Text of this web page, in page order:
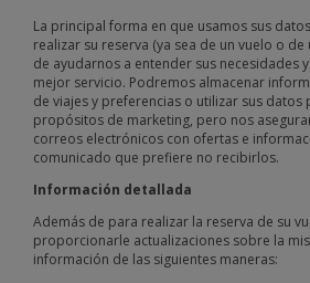
La principal forma en que usamos sus
realizar su reserva (ya sea de un vuelo o de
de ayudarnos a entender sus necesidades
mejor servicio. Podremos almacenar
de viajes y preferencias o utilizar sus datos
propósitos de marketing, pero nos
correos electrónicos con ofertas e
comunicado que prefiere no recibirlos.
Información detallada
Además de para realizar la reserva de su
proporcionarle actualizaciones sobre la
información de las siguientes maneras: